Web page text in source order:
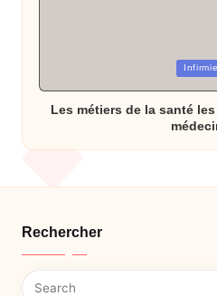
Les métiers de la santé
Rechercher